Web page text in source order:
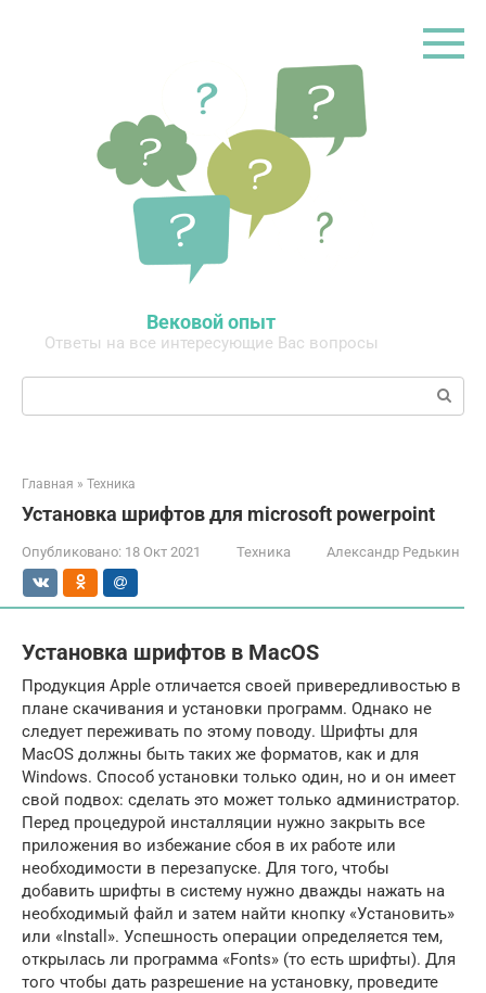
Вековой опыт
Ответы на все интересующие Вас вопросы
Поиск:
Главная » Техника
Установка шрифтов для microsoft powerpoint
Опубликовано: 18 Окт 2021 Техника Александр Редькин
Установка шрифтов в MacOS
Продукция Apple отличается своей привередливостью в
плане скачивания и установки программ. Однако не
следует переживать по этому поводу. Шрифты для
MacOS должны быть таких же форматов, как и для
Windows. Способ установки только один, но и он имеет
свой подвох: сделать это может только администратор.
Перед процедурой инсталляции нужно закрыть все
приложения во избежание сбоя в их работе или
необходимости в перезапуске. Для того, чтобы
добавить шрифты в систему нужно дважды нажать на
необходимый файл и затем найти кнопку «Установить»
или «Install». Успешность операции определяется тем,
открылась ли программа «Fonts» (то есть шрифты). Для
того чтобы дать разрешение на установку, проведите